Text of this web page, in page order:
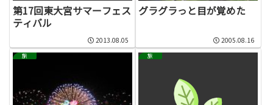
第17回東大宮サマーフェス
ティバル
2013.08.05
グラグラっと目が覚めた
2005.08.16
旅 旅